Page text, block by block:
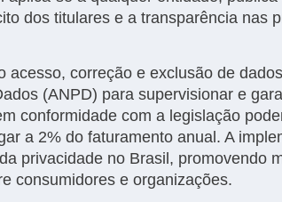
dos titulares e a transparência nas
correção e exclusão de
(ANPD) para supervisionar e
conformidade com a legislação
a 2% do faturamento anual. A
privacidade no Brasil, promovendo
consumidores e organizações.